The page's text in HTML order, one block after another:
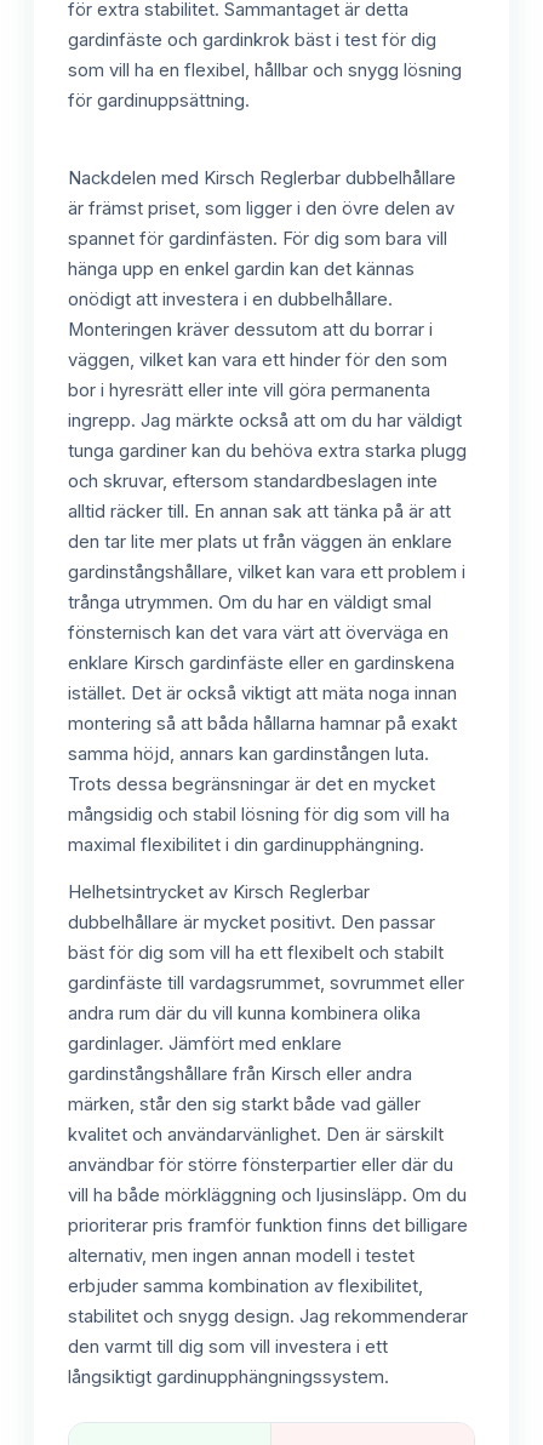
för extra stabilitet. Sammantaget är detta
gardinfäste och gardinkrok bäst i test för dig
som vill ha en flexibel, hållbar och snygg lösning
för gardinuppsättning.
Nackdelen med Kirsch Reglerbar dubbelhållare
är främst priset, som ligger i den övre delen av
spannet för gardinfästen. För dig som bara vill
hänga upp en enkel gardin kan det kännas
onödigt att investera i en dubbelhållare.
Monteringen kräver dessutom att du borrar i
väggen, vilket kan vara ett hinder för den som
bor i hyresrätt eller inte vill göra permanenta
ingrepp. Jag märkte också att om du har väldigt
tunga gardiner kan du behöva extra starka plugg
och skruvar, eftersom standardbeslagen inte
alltid räcker till. En annan sak att tänka på är att
den tar lite mer plats ut från väggen än enklare
gardinstångshållare, vilket kan vara ett problem i
trånga utrymmen. Om du har en väldigt smal
fönsternisch kan det vara värt att överväga en
enklare Kirsch gardinfäste eller en gardinskena
istället. Det är också viktigt att mäta noga innan
montering så att båda hållarna hamnar på exakt
samma höjd, annars kan gardinstången luta.
Trots dessa begränsningar är det en mycket
mångsidig och stabil lösning för dig som vill ha
maximal flexibilitet i din gardinupphängning.
Helhetsintrycket av Kirsch Reglerbar
dubbelhållare är mycket positivt. Den passar
bäst för dig som vill ha ett flexibelt och stabilt
gardinfäste till vardagsrummet, sovrummet eller
andra rum där du vill kunna kombinera olika
gardinlager. Jämfört med enklare
gardinstångshållare från Kirsch eller andra
märken, står den sig starkt både vad gäller
kvalitet och användarvänlighet. Den är särskilt
användbar för större fönsterpartier eller där du
vill ha både mörkläggning och ljusinsläpp. Om du
prioriterar pris framför funktion finns det billigare
alternativ, men ingen annan modell i testet
erbjuder samma kombination av flexibilitet,
stabilitet och snygg design. Jag rekommenderar
den varmt till dig som vill investera i ett
långsiktigt gardinupphängningssystem.